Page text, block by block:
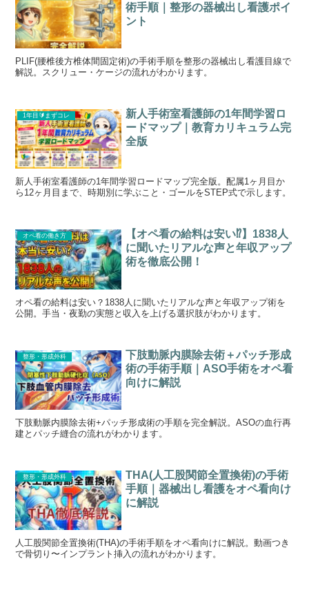
術手順｜整形の器械出し看護ポイ
ント
PLIF(腰椎後方椎体間固定術)の手術手順を整形の器械出し看護目線で
解説。スクリュー・ケージの流れがわかります。
1年目🔰まずコレ
新人手術室看護師の1年間学習ロ
ードマップ｜教育カリキュラム完
全版
新人手術室看護師の1年間学習ロードマップ完全版。配属1ヶ月目か
ら12ヶ月目まで、時期別に学ぶこと・ゴールをSTEP式で示します。
オペ看の働き方
【オペ看の給料は安い⁉︎】1838人
に聞いたリアルな声と年収アップ
術を徹底公開！
オペ看の給料は安い？1838人に聞いたリアルな声と年収アップ術を
公開。手当・夜勤の実態と収入を上げる選択肢がわかります。
整形・形成外科
下肢動脈内膜除去術＋パッチ形成
術の手術手順｜ASO手術をオペ看
向けに解説
下肢動脈内膜除去術+パッチ形成術の手順を完全解説。ASOの血行再
建とパッチ縫合の流れがわかります。
整形・形成外科
THA(人工股関節全置換術)の手術
手順｜器械出し看護をオペ看向け
に解説
人工股関節全置換術(THA)の手術手順をオペ看向けに解説。動画つき
で骨切り〜インプラント挿入の流れがわかります。